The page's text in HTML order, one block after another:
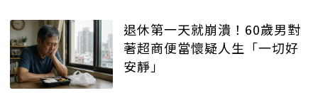
退休第一天就崩潰！60歲男對
著超商便當懷疑人生「一切好
安靜」